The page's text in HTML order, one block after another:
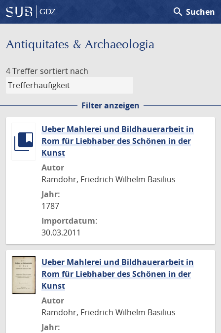
GDZ search Suchen
Antiquitates & Archaeologia
4 Treffer sortiert nach
Filter anzeigen
Ueber Mahlerei und Bildhauerarbeit in
Rom für Liebhaber des Schönen in der
Kunst
Autor
Ramdohr, Friedrich Wilhelm Basilius
Jahr:
1787
Importdatum:
30.03.2011
Ueber Mahlerei und Bildhauerarbeit in
Rom für Liebhaber des Schönen in der
Kunst
Autor
Ramdohr, Friedrich Wilhelm Basilius
Jahr: